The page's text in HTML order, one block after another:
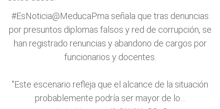
#EsNoticia@MeducaPma señala que tras denuncias
por presuntos diplomas falsos y red de corrupción, se
han registrado renuncias y abandono de cargos por
funcionarios y docentes.
"Este escenario refleja que el alcance de la situación
probablemente podría ser mayor de lo…